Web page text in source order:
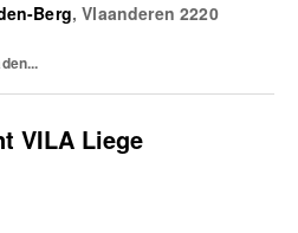
welkom voelt en successen
Berg,Vlaanderen 2220
VILA Liege